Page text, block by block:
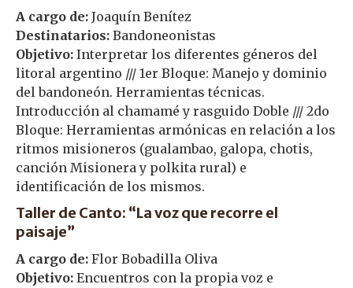
A cargo de: Joaquín Benítez
Destinatarios: Bandoneonistas
Objetivo: Interpretar los diferentes géneros del
litoral argentino /// 1er Bloque: Manejo y dominio
del bandoneón. Herramientas técnicas.
Introducción al chamamé y rasguido Doble /// 2do
Bloque: Herramientas armónicas en relación a los
ritmos misioneros (gualambao, galopa, chotis,
canción Misionera y polkita rural) e
identificación de los mismos.
Taller de Canto: “La voz que recorre el
paisaje”
A cargo de: Flor Bobadilla Oliva
Objetivo: Encuentros con la propia voz e